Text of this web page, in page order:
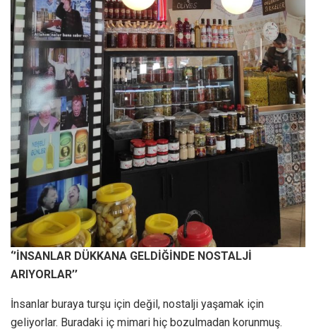
‘’İNSANLAR DÜKKANA GELDİĞİNDE NOSTALJİ
ARIYORLAR’’
İnsanlar buraya turşu için değil, nostalji yaşamak için
geliyorlar. Buradaki iç mimari hiç bozulmadan korunmuş.